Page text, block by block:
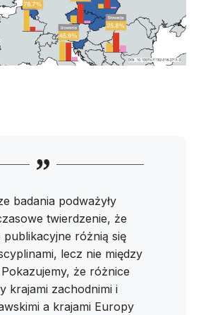
badania podważyły
twierdzenie, że
różnią się
lecz nie między
że różnice
krajami zachodnimi i
a krajami Europy